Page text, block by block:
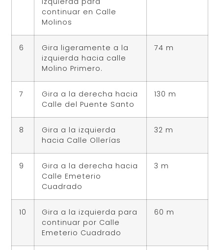
continuar en Calle
Molinos
6
Gira ligeramente a la
izquierda hacia calle
Molino Primero.
74 m
7
Gira a la derecha hacia
Calle del Puente Santo
130 m
8
Gira a la izquierda
hacia Calle Ollerías
32 m
9
Gira a la derecha hacia
Calle Emeterio
Cuadrado
3 m
10
Gira a la izquierda para
continuar por Calle
Emeterio Cuadrado
60 m